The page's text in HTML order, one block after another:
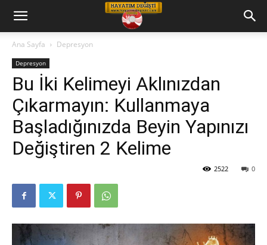
Hayatım
Değişti
Telkin
Ana Sayfa Depresyon
Depresyon
Bu İki Kelimeyi Aklınızdan
Çıkarmayın: Kullanmaya
Başladığınızda Beyin Yapınızı
Değiştiren 2 Kelime
0
2522